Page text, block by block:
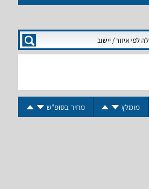
מומלץ מחיר בסופ"ש